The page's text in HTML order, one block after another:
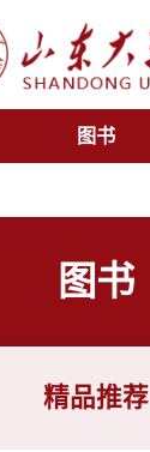
图书
图书
精品推荐